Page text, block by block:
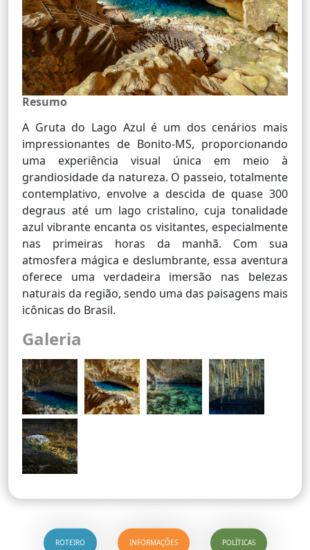
Resumo
A Gruta do Lago Azul é um dos cenários mais
impressionantes de Bonito-MS, proporcionando
uma experiência visual única em meio à
grandiosidade da natureza. O passeio, totalmente
contemplativo, envolve a descida de quase 300
degraus até um lago cristalino, cuja tonalidade
azul vibrante encanta os visitantes, especialmente
nas primeiras horas da manhã. Com sua
atmosfera mágica e deslumbrante, essa aventura
oferece uma verdadeira imersão nas belezas
naturais da região, sendo uma das paisagens mais
icônicas do Brasil.
Galeria
ROTEIRO INFORMAÇÕES POLÍTICAS